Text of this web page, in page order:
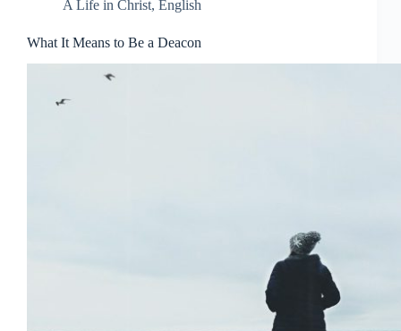
A Life in Christ, English
What It Means to Be a Deacon